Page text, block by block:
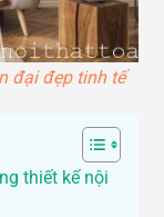
đại đẹp tinh tế
thiết kế nội